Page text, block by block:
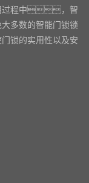
过程中，智
多数的智能门锁锁
锁的实用性以及安